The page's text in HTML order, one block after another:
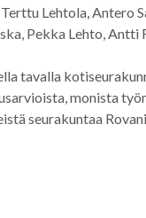
Lehtola, Antero
Pekka Lehto, Antti
tavalla
monista
seurakuntaa